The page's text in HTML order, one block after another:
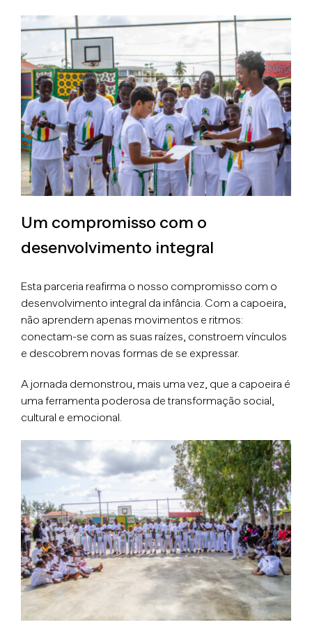
Um compromisso com o
desenvolvimento integral
Esta parceria reafirma o nosso compromisso com o
desenvolvimento integral da infância. Com a capoeira,
não aprendem apenas movimentos e ritmos:
conectam-se com as suas raízes, constroem vínculos
e descobrem novas formas de se expressar.
A jornada demonstrou, mais uma vez, que a capoeira é
uma ferramenta poderosa de transformação social,
cultural e emocional.